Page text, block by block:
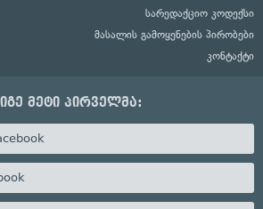
სარედაქციო კოდექსი
მასალის გამოყენების პირობები
კონტაქტი
მეტი პირველმა: